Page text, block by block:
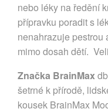
nebo léky na ředění
přípravku poradit s
nenahrazuje pestrou
mimo dosah dětí.
Značka BrainMax
šetrné k přírodě,
kousek BrainMax